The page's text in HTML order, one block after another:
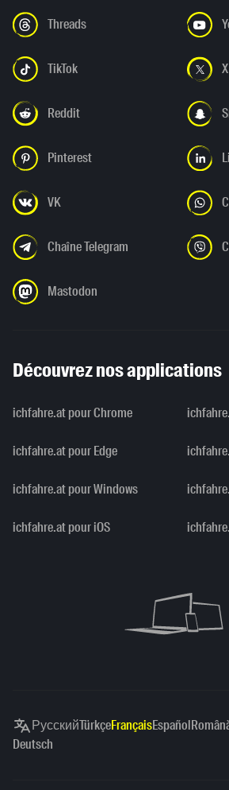
Threads
TikTok
Reddit
Pinterest
VK
Chaîne Telegram
Mastodon
Découvrez nos applications
ichfahre.at pour Chrome
ichfahre.at pour Edge
ichfahre.at pour Windows
ichfahre.at pour iOS
РусскийTürkçeFrançaisEspañol
Deutsch